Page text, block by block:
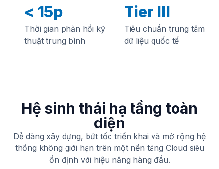
< 15p
Thời gian phản hồi kỹ
thuật trung bình
Tier III
Tiêu chuẩn trung tâm
dữ liệu quốc tế
Hệ sinh thái hạ tầng toàn
diện
Dễ dàng xây dựng, bứt tốc triển khai và mở rộng hệ
thống không giới hạn trên một nền tảng Cloud siêu
ổn định với hiệu năng hàng đầu.